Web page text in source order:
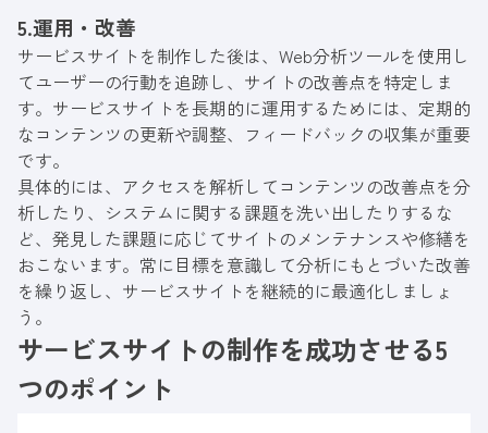
5.運用・改善
サービスサイトを制作した後は、Web分析ツールを使用し
てユーザーの行動を追跡し、サイトの改善点を特定しま
す。サービスサイトを長期的に運用するためには、定期的
なコンテンツの更新や調整、フィードバックの収集が重要
です。
具体的には、アクセスを解析してコンテンツの改善点を分
析したり、システムに関する課題を洗い出したりするな
ど、発見した課題に応じてサイトのメンテナンスや修繕を
おこないます。常に目標を意識して分析にもとづいた改善
を繰り返し、サービスサイトを継続的に最適化しましょ
う。
サービスサイトの制作を成功させる5
つのポイント